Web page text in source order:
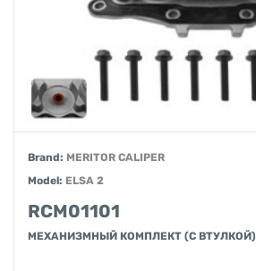
Brand: MERITOR CALIPER
Model: ELSA 2
RCM01101
МЕХАНИЗМНЫЙ КОМПЛЕКТ (С ВТУЛКОЙ)